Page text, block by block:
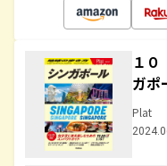
１
ガポ
Plat